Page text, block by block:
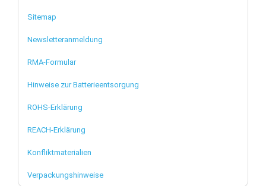
Sitemap
Newsletteranmeldung
RMA-Formular
Hinweise zur Batterieentsorgung
ROHS-Erklärung
REACH-Erklärung
Konfliktmaterialien
Verpackungshinweise